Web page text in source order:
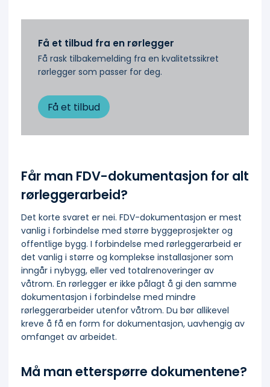
Få et tilbud fra en rørlegger
Få rask tilbakemelding fra en kvalitetssikret
rørlegger som passer for deg.
Få et tilbud
Får man FDV-dokumentasjon for alt
rørleggerarbeid?
Det korte svaret er nei. FDV-dokumentasjon er mest
vanlig i forbindelse med større byggeprosjekter og
offentlige bygg. I forbindelse med rørleggerarbeid er
det vanlig i større og komplekse installasjoner som
inngår i nybygg, eller ved totalrenoveringer av
våtrom. En rørlegger er ikke pålagt å gi den samme
dokumentasjon i forbindelse med mindre
rørleggerarbeider utenfor våtrom. Du bør allikevel
kreve å få en form for dokumentasjon, uavhengig av
omfanget av arbeidet.
Må man etterspørre dokumentene?